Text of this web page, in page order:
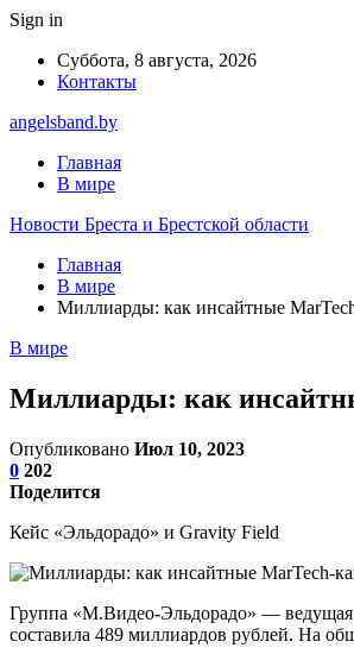
Sign in
Суббота, 8 августа, 2026
Контакты
angelsband.by
Главная
В мире
Новости Бреста и Брестской области
Главная
В мире
Миллиарды: как инсайтные
В мире
Миллиарды: как
Опубликовано Июл 10, 2023
0 202
Поделится
Кейс «Эльдорадо» и Gravity Field
Группа «М.Видео-Эльдорадо» — ведущая
составила 489 миллиардов рублей. На